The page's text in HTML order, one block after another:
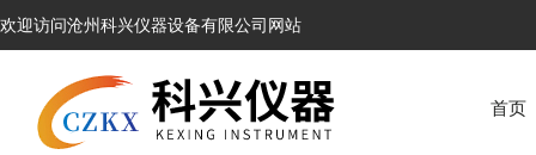
欢迎访问沧州科兴仪器设备有限公司网站
首页